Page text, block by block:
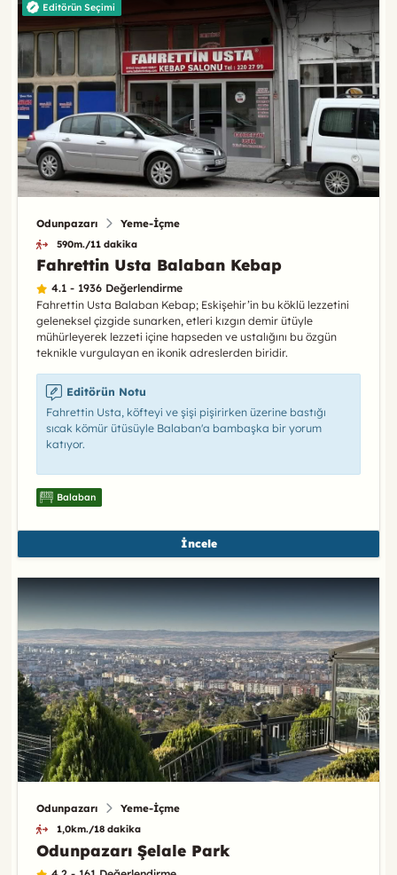
Editörün Seçimi
Odunpazarı Yeme-İçme
590m./11 dakika
Fahrettin Usta Balaban Kebap
4.1 - 1936 Değerlendirme
Fahrettin Usta Balaban Kebap; Eskişehir’in bu köklü lezzetini
geleneksel çizgide sunarken, etleri kızgın demir ütüyle
mühürleyerek lezzeti içine hapseden ve ustalığını bu özgün
teknikle vurgulayan en ikonik adreslerden biridir.
Editörün Notu
Fahrettin Usta, köfteyi ve şişi pişirirken üzerine bastığı
sıcak kömür ütüsüyle Balaban'a bambaşka bir yorum
katıyor.
Balaban
İncele
Odunpazarı Yeme-İçme
1,0km./18 dakika
Odunpazarı Şelale Park